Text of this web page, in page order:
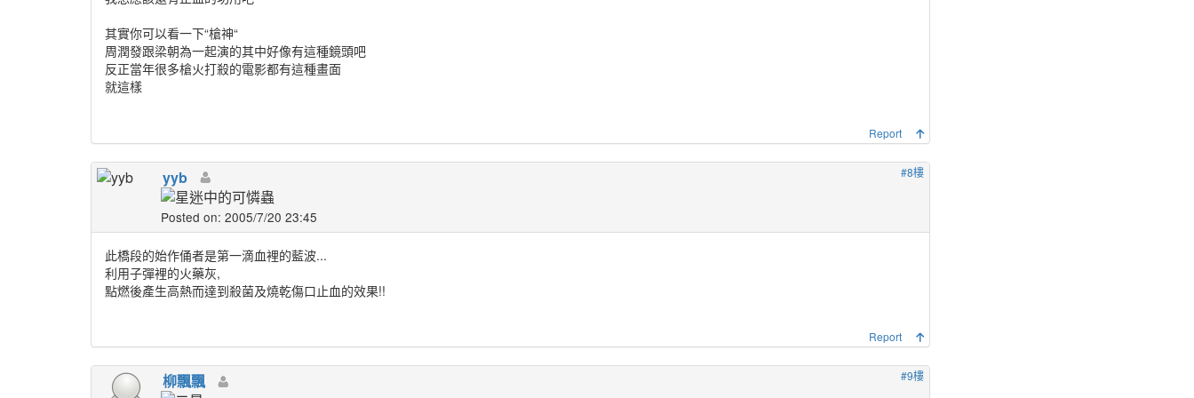
其實你可以看一下“槍神“
周潤發跟梁朝為一起演的其中好像有這種鏡頭吧
反正當年很多槍火打殺的電影都有這種畫面
就這樣
Report
#8樓
yyb
Posted on: 2005/7/20 23:45
此橋段的始作俑者是第一滴血裡的藍波...
利用子彈裡的火藥灰,
點燃後產生高熱而達到殺菌及燒乾傷口止血的效果!!
Report
#9樓
柳飄飄